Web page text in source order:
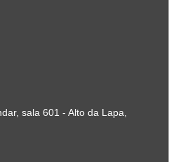
sala 601 - Alto da Lapa,